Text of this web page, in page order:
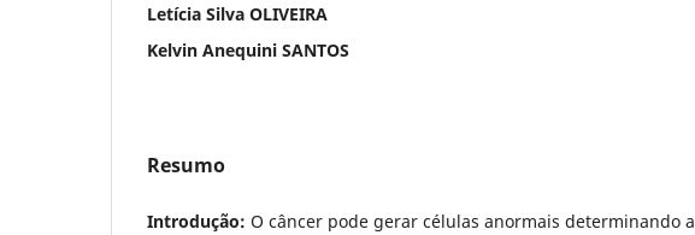
Letícia Silva OLIVEIRA
Kelvin Anequini SANTOS
Resumo
Introdução: O câncer pode gerar células anormais determinando a